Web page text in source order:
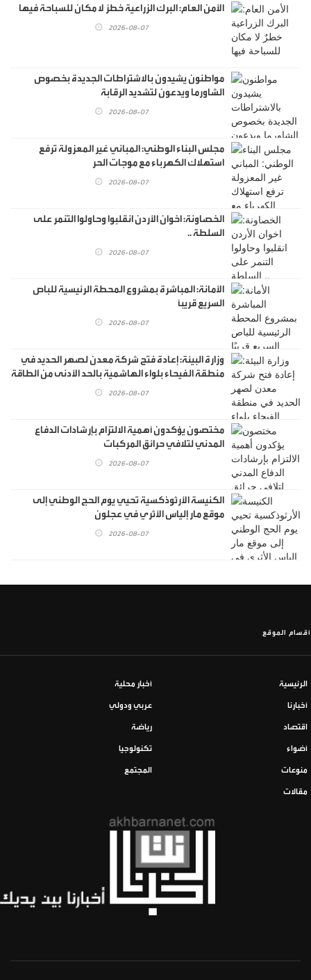
الأمن العام: البرك الزراعية خطرٌ لا مكان للسباحة فيها
2026-08-07
مواطنون يشيدون بالاشتراطات الجديدة بخصوص
الشاورما ويدعون لتشديد الرقابة
2026-08-07
مجلس البناء الوطني: المباني غير المعزولة ترفع
استهلاك الكهرباء مع موجات الحر
2026-08-07
الخصاونة: اخوان الأردن انقلبوا وحاولوا التنمر على
السلطة ..
2026-08-07
الأمانة: المباشرة بمشروع المحطة الرئيسية للباص
السريع قريبًا
2026-08-07
وزارة البيئة: إعادة فتح شركة معدن لصهر الحديد في
منطقة الفيحاء بلواء الهاشمية بالحد الأدنى من الطاقة
2026-08-07
مختصون يؤكدون أهمية الالتزام بإرشادات الدفاع
المدني لتلافي حرائق المركبات
2026-08-07
الكنيسة الأرثوذكسية تحيي يوم الحج الوطني إلى
موقع مار إلياس الأثري في عجلون
2026-08-07
أقسام الموقع
الرئيسية أخبار محلية
أخبارنا عربي ودولي
اقتصاد رياضة
أضواء تكنولوجيا
منوعات المجتمع
مقالات